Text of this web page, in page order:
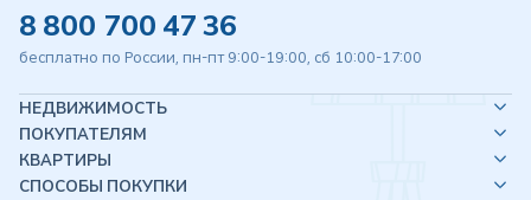
8 800 700 47 36
бесплатно по России, пн-пт 9:00-19:00, сб 10:00-17:00
НЕДВИЖИМОСТЬ
ПОКУПАТЕЛЯМ
КВАРТИРЫ
СПОСОБЫ ПОКУПКИ